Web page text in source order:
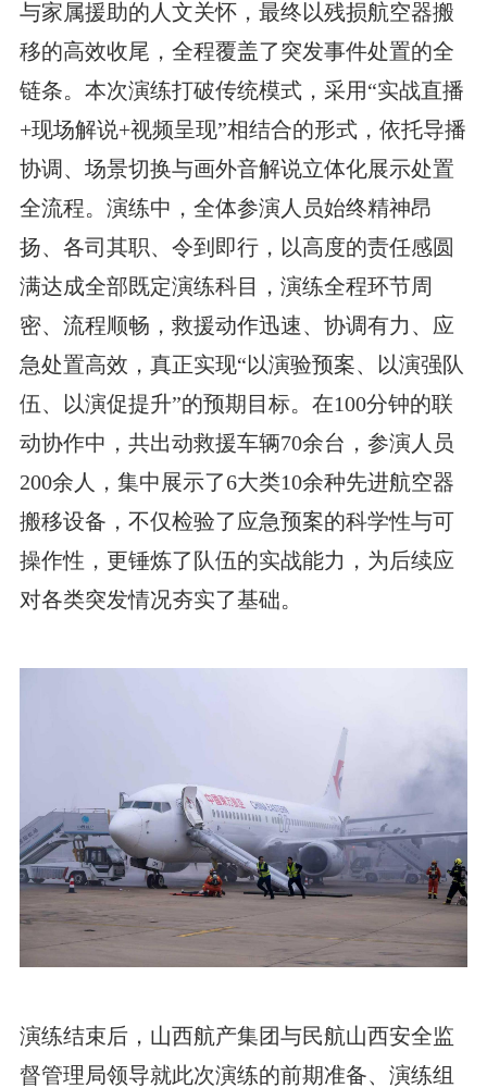
与家属援助的人文关怀，最终以残损航空器搬
移的高效收尾，全程覆盖了突发事件处置的全
链条。本次演练打破传统模式，采用“实战直播
+现场解说+视频呈现”相结合的形式，依托导播
协调、场景切换与画外音解说立体化展示处置
全流程。演练中，全体参演人员始终精神昂
扬、各司其职、令到即行，以高度的责任感圆
满达成全部既定演练科目，演练全程环节周
密、流程顺畅，救援动作迅速、协调有力、应
急处置高效，真正实现“以演验预案、以演强队
伍、以演促提升”的预期目标。在100分钟的联
动协作中，共出动救援车辆70余台，参演人员
200余人，集中展示了6大类10余种先进航空器
搬移设备，不仅检验了应急预案的科学性与可
操作性，更锤炼了队伍的实战能力，为后续应
对各类突发情况夯实了基础。
演练结束后，山西航产集团与民航山西安全监
督管理局领导就此次演练的前期准备、演练组